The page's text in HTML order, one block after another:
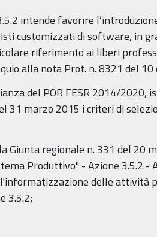
intende favorire
customizzati di software, in
riferimento ai liberi
alla nota Prot. n. 8321 del
del POR FESR 2014/
31 marzo 2015 i criteri di
Giunta regionale n. 331 del
Produttivo" - Azione 3.5.2 -
delle attività
3.5.2;